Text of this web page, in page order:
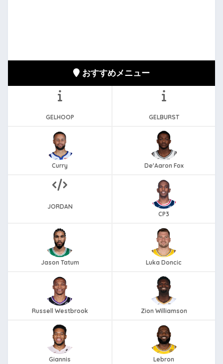
おすすめメニュー
GELHOOP GELBURST
Curry De'Aaron Fox
JORDAN
CP3
Jason Tatum Luka Doncic
Russell Westbrook Zion Williamson
Giannis Lebron